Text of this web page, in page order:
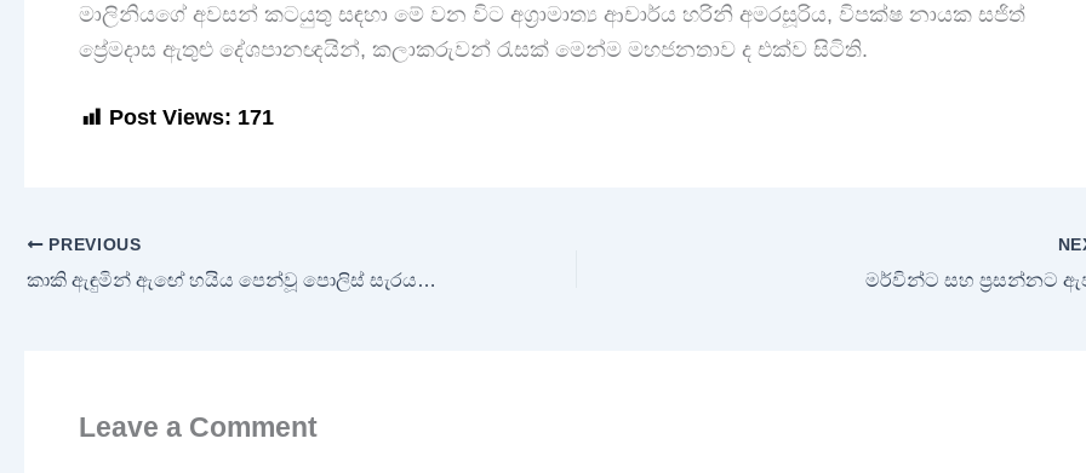
මාලිනියගේ අවසන් කටයුතු සඳහා මේ වන විට අග්‍රාමාත්‍ය ආචාර්ය හරිනි අමරසූරිය, විපක්ෂ නායක සජිත්
ප්‍රේමදාස ඇතුළු දේශපානඥයින්, කලාකරුවන් රැසක් මෙන්ම මහජනතාව ද එක්ව සිටිති.
Post Views: 171
PREVIOUS
කාකි ඇඳුමින් ඇඟේ හයිය පෙන්වූ පොලිස් සැරයන්ට වැඩ වරදී! මර්වින්ට සහ ප්‍රසන්නට
Leave a Comment